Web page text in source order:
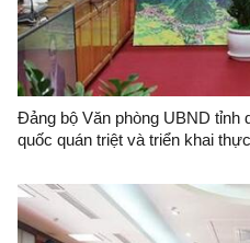
Đảng bộ Văn phòng UBND
quốc quán triệt và triển khai